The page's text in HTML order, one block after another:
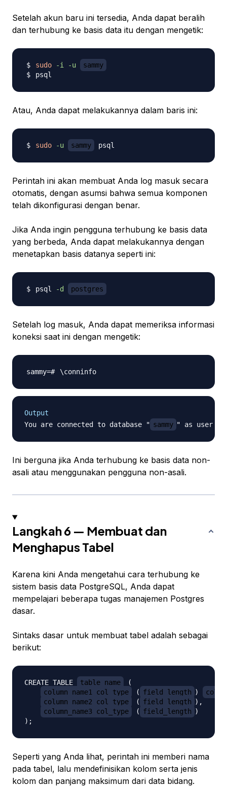
Setelah akun baru ini tersedia, Anda dapat beralih
dan terhubung ke basis data itu dengan mengetik:
sudo -i -u
sammy
Atau, Anda dapat melakukannya dalam baris ini:
sudo -u sammy
Perintah ini akan membuat Anda log masuk secara
otomatis, dengan asumsi bahwa semua komponen
telah dikonfigurasi dengan benar.
Jika Anda ingin pengguna terhubung ke basis data
yang berbeda, Anda dapat melakukannya dengan
menetapkan basis datanya seperti ini:
psql -d postgres
Setelah log masuk, Anda dapat memeriksa informasi
koneksi saat ini dengan mengetik:
\
Output
You are connected to database " sammy " as user "
Ini berguna jika Anda terhubung ke basis data non-
asali atau menggunakan pengguna non-asali.
Langkah 6 — Membuat dan
Menghapus Tabel
Karena kini Anda mengetahui cara terhubung ke
sistem basis data PostgreSQL, Anda dapat
mempelajari beberapa tugas manajemen Postgres
dasar.
Sintaks dasar untuk membuat tabel adalah sebagai
berikut:
CREATE TABLE table_name
(
column_name1 col_type
( field_length )
column_name2 col_type
( field_length ),
column_name3 col_type
( field_length )
Seperti yang Anda lihat, perintah ini memberi nama
pada tabel, lalu mendefinisikan kolom serta jenis
kolom dan panjang maksimum dari data bidang.